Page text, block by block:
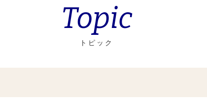
Topic
トピック